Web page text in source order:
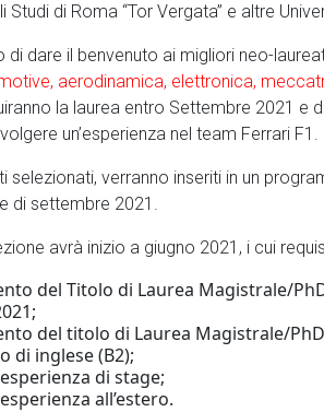
Studi di Roma “Tor Vergata” e altre
di dare il benvenuto ai migliori neo-
aerodinamica, elettronica,
la laurea entro Settembre 2021 e
un’esperienza nel team Ferrari F1.
selezionati, verranno inseriti in un
di settembre 2021.
avrà inizio a giugno 2021, i cui
del Titolo di Laurea Magistrale/
del titolo di Laurea Magistrale/
di inglese (B2);
di stage;
all’estero.